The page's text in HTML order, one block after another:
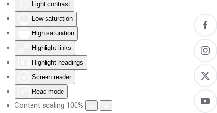
Light contrast
Low saturation
High saturation
Highlight links
Highlight headings
Screen reader
Read mode
Content scaling 100%